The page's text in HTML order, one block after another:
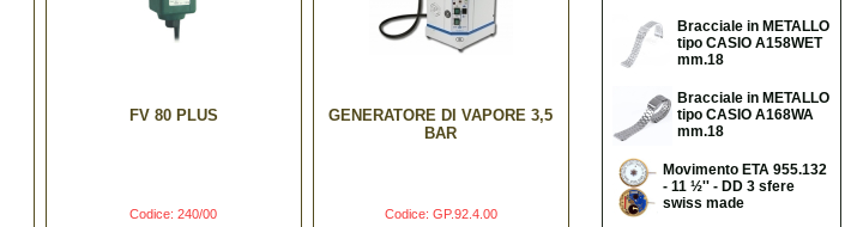
FV 80 PLUS
Codice: 240/00
GENERATORE DI VAPORE 3,5
BAR
Codice: GP.92.4.00
Bracciale in METALLO
tipo CASIO A158WET
mm.18
Bracciale in METALLO
tipo CASIO A168WA
mm.18
Movimento ETA 955.132
- 11 ½'' - DD 3 sfere
swiss made